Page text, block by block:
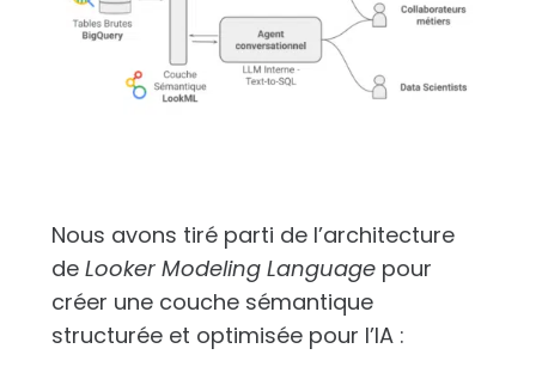
Nous avons tiré parti de l’architecture
de Looker Modeling Languagepour
créer une couche sémantique
structurée et optimisée pour l’IA :